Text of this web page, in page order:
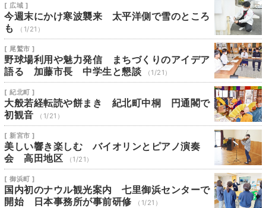
[ 広域 ]
今週末にかけ寒波襲来 太平洋側で雪のところ
も
（1/21）
[ 尾鷲市 ]
野球場利用や魅力発信 まちづくりのアイデア
語る 加藤市長 中学生と懇談
（1/21）
[ 紀北町 ]
大般若経転読や餅まき 紀北町中桐 円通閣で
初観音
（1/21）
[ 新宮市 ]
美しい響き楽しむ バイオリンとピアノ演奏
会 高田地区
（1/21）
[ 御浜町 ]
国内初のナウル観光案内 七里御浜センターで
開始 日本事務所が事前研修
（1/21）